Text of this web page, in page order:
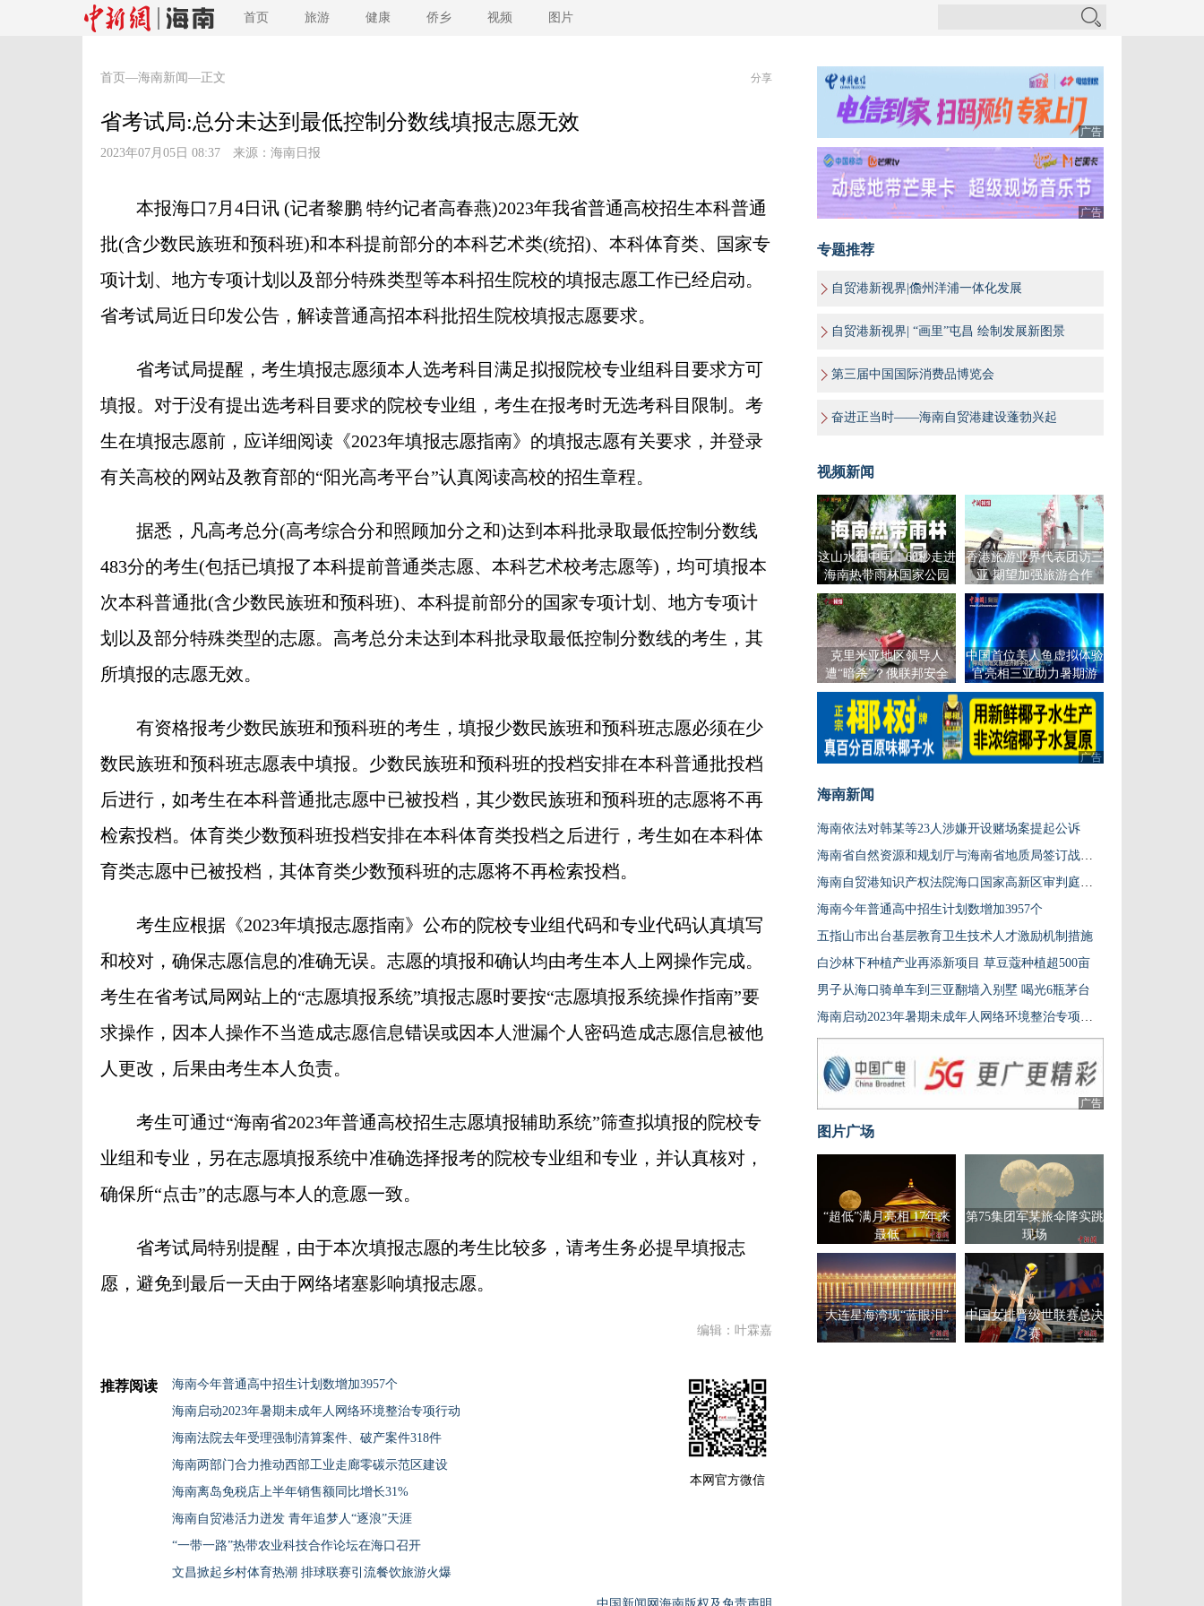
首页 旅游 健康 侨乡 视频 图片
首页 —海南新闻—正文 分享
省考试局:总分未达到最低控制分数线填报志愿无效
2023年07月05日 08:37 来源： 海南日报
本报海口7月4日讯 (记者黎鹏 特约记者高春燕)2023年我省普通高校招生本科普通
批(含少数民族班和预科班)和本科提前部分的本科艺术类(统招)、本科体育类、国家专
项计划、地方专项计划以及部分特殊类型等本科招生院校的填报志愿工作已经启动。
省考试局近日印发公告，解读普通高招本科批招生院校填报志愿要求。
省考试局提醒，考生填报志愿须本人选考科目满足拟报院校专业组科目要求方可
填报。对于没有提出选考科目要求的院校专业组，考生在报考时无选考科目限制。考
生在填报志愿前，应详细阅读《2023年填报志愿指南》的填报志愿有关要求，并登录
有关高校的网站及教育部的“阳光高考平台”认真阅读高校的招生章程。
据悉，凡高考总分(高考综合分和照顾加分之和)达到本科批录取最低控制分数线
483分的考生(包括已填报了本科提前普通类志愿、本科艺术校考志愿等)，均可填报本
次本科普通批(含少数民族班和预科班)、本科提前部分的国家专项计划、地方专项计
划以及部分特殊类型的志愿。高考总分未达到本科批录取最低控制分数线的考生，其
所填报的志愿无效。
有资格报考少数民族班和预科班的考生，填报少数民族班和预科班志愿必须在少
数民族班和预科班志愿表中填报。少数民族班和预科班的投档安排在本科普通批投档
后进行，如考生在本科普通批志愿中已被投档，其少数民族班和预科班的志愿将不再
检索投档。体育类少数预科班投档安排在本科体育类投档之后进行，考生如在本科体
育类志愿中已被投档，其体育类少数预科班的志愿将不再检索投档。
考生应根据《2023年填报志愿指南》公布的院校专业组代码和专业代码认真填写
和校对，确保志愿信息的准确无误。志愿的填报和确认均由考生本人上网操作完成。
考生在省考试局网站上的“志愿填报系统”填报志愿时要按“志愿填报系统操作指南”要
求操作，因本人操作不当造成志愿信息错误或因本人泄漏个人密码造成志愿信息被他
人更改，后果由考生本人负责。
考生可通过“海南省2023年普通高校招生志愿填报辅助系统”筛查拟填报的院校专
业组和专业，另在志愿填报系统中准确选择报考的院校专业组和专业，并认真核对，
确保所“点击”的志愿与本人的意愿一致。
省考试局特别提醒，由于本次填报志愿的考生比较多，请考生务必提早填报志
愿，避免到最后一天由于网络堵塞影响填报志愿。
编辑：叶霖嘉
推荐阅读
海南今年普通高中招生计划数增加3957个
海南启动2023年暑期未成年人网络环境整治专项行动
海南法院去年受理强制清算案件、破产案件318件
海南两部门合力推动西部工业走廊零碳示范区建设
海南离岛免税店上半年销售额同比增长31%
海南自贸港活力迸发 青年追梦人“逐浪”天涯
“一带一路”热带农业科技合作论坛在海口召开
文昌掀起乡村体育热潮 排球联赛引流餐饮旅游火爆
本网官方微信
广告
广告
专题推荐
自贸港新视界|儋州洋浦一体化发展
自贸港新视界| “画里”屯昌 绘制发展新图景
第三届中国国际消费品博览会
奋进正当时——海南自贸港建设蓬勃兴起
视频新闻
这山水很中国！60秒走进
海南热带雨林国家公园
香港旅游业界代表团访三
亚 期望加强旅游合作
克里米亚地区领导人
遭“暗杀”？俄联邦安全
局：已挫败
中国首位美人鱼虚拟体验
官亮相三亚助力暑期游
广告
海南新闻
海南依法对韩某等23人涉嫌开设赌场案提起公诉
海南省自然资源和规划厅与海南省地质局签订战略合作框架协议
海南自贸港知识产权法院海口国家高新区审判庭成立
海南今年普通高中招生计划数增加3957个
五指山市出台基层教育卫生技术人才激励机制措施
白沙林下种植产业再添新项目 草豆蔻种植超500亩
男子从海口骑单车到三亚翻墙入别墅 喝光6瓶茅台
海南启动2023年暑期未成年人网络环境整治专项行动
广告
图片广场
“超低”满月亮相 17年来
最低
第75集团军某旅伞降实跳
现场
大连星海湾现“蓝眼泪”
中国女排晋级世联赛总决
赛